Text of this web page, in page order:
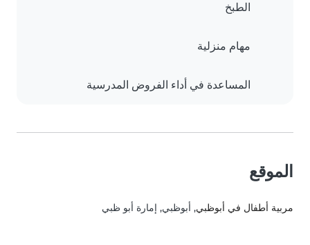
الطبخ
مهام منزلية
المساعدة في أداء الفروض المدرسية
الموقع
مربية أطفال في أبوظبي, أبوظبي, إمارة أبو ظبي